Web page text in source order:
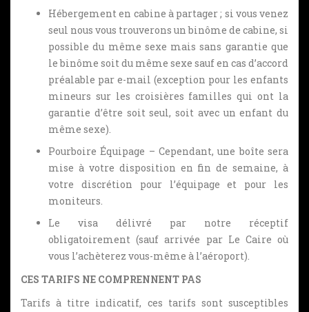
Hébergement en cabine à partager ; si vous venez
seul nous vous trouverons un binôme de cabine, si
possible du même sexe mais sans garantie que
le binôme soit du même sexe sauf en cas d’accord
préalable par e-mail (exception pour les enfants
mineurs sur les croisières familles qui ont la
garantie d’être soit seul, soit avec un enfant du
même sexe).
Pourboire Équipage – Cependant, une boîte sera
mise à votre disposition en fin de semaine, à
votre discrétion pour l’équipage et pour les
moniteurs.
Le visa délivré par notre réceptif
obligatoirement (sauf arrivée par Le Caire où
vous l’achèterez vous-même à l’aéroport).
CES TARIFS NE COMPRENNENT PAS
Tarifs à titre indicatif, ces tarifs sont susceptibles